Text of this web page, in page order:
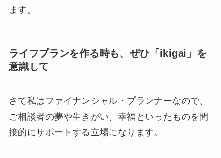
ます。
ライフプランを作る時も、ぜひ「ikigai」を
意識して
さて私はファイナンシャル・プランナーなので、
ご相談者の夢や生きがい、幸福といったものを間
接的にサポートする立場になります。